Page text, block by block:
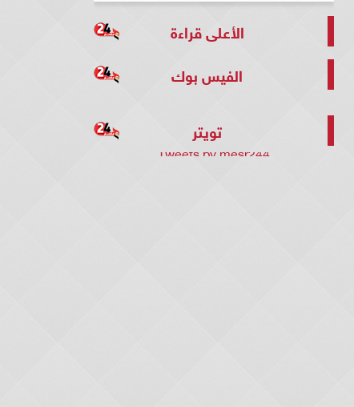
الأعلى قراءة
الفيس بوك
تويتر
Tweets by mesr244